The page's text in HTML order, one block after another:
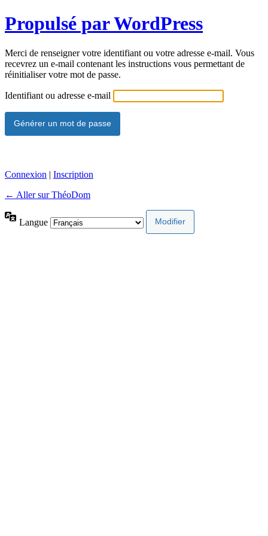
Propulsé par WordPress
Merci de renseigner votre identifiant ou votre adresse e-mail. Vous
recevrez un e-mail contenant les instructions vous permettant de
réinitialiser votre mot de passe.
Identifiant ou adresse e-mail
Connexion | Inscription
← Aller sur ThéoDom
Langue